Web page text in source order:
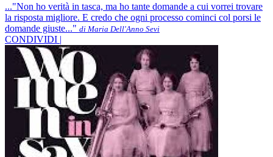
..."Non ho verità in tasca, ma ho tante domande a cui vorrei trovare
la risposta migliore. E credo che ogni processo cominci col porsi le
domande giuste..." di Maria Dell'Anno Sevi
CONDIVIDI |